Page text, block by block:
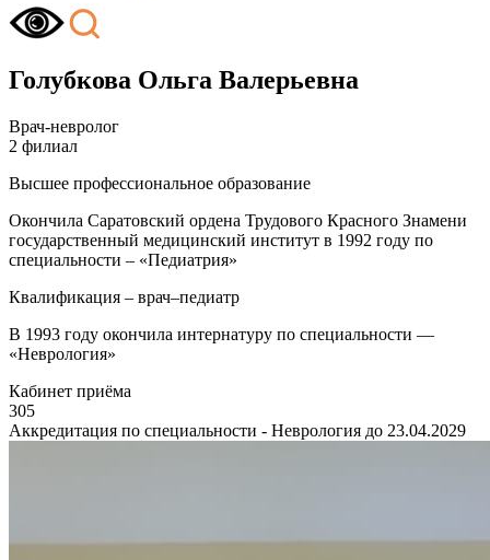
Голубкова Ольга Валерьевна
Врач-невролог
2 филиал
Высшее профессиональное образование
Окончила Саратовский ордена Трудового Красного Знамени
государственный медицинский институт в 1992 году по
специальности – «Педиатрия»
Квалификация – врач–педиатр
В 1993 году окончила интернатуру по специальности —
«Неврология»
Кабинет приёма
305
Аккредитация по специальности - Неврология до 23.04.2029